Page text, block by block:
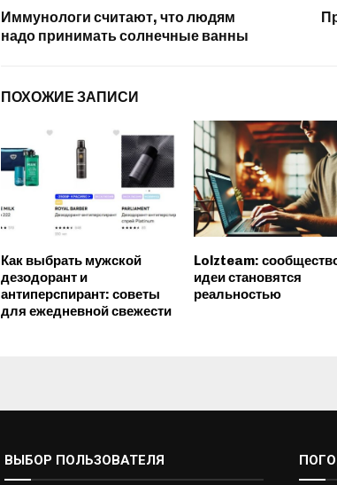
Иммунологи считают, что людям
надо принимать солнечные ванны
ПОХОЖИЕ ЗАПИСИ
Как выбрать мужской
дезодорант и
антиперспирант: советы
для ежедневной свежести
Lolzteam:
идеи становятся
реальностью
ВЫБОР ПОЛЬЗОВАТЕЛЯ